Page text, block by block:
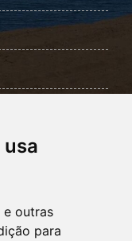
usa
outras
para